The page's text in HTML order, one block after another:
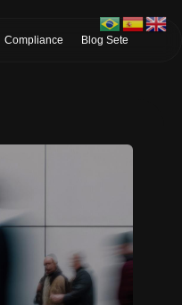
Compliance Blog Sete